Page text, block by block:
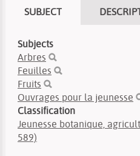
SUBJECT
Subjects
Arbres
Feuilles
Fruits
Ouvrages pour la jeunesse
Classification
Jeunesse botanique,
589)